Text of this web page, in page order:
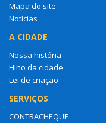
Mapa do site
Notícias
A CIDADE
Nossa história
Hino da cidade
Lei de criação
SERVIÇOS
CONTRACHEQUE